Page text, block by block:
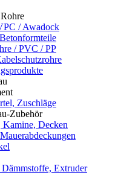
/ Awadock
/ PVC / PP
Zuschläge
Zubehör
Kamine, Decken
Extruder